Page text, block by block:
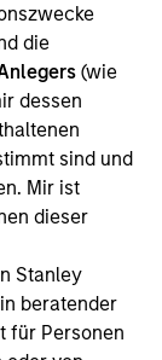
die
(wie
dessen
sind und
Mir ist
dieser
Stanley
beratender
für Personen